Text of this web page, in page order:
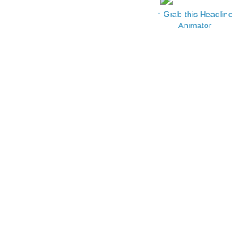
↑ Grab this Headline
Animator